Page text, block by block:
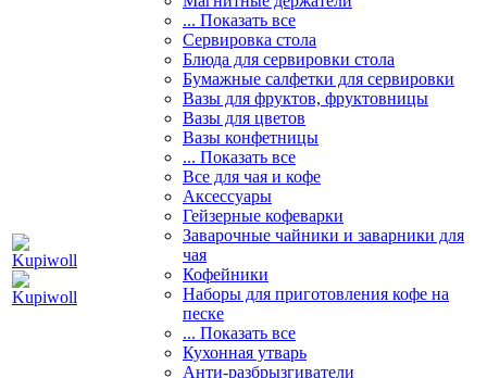
... Показать все
Сервировка стола
Блюда для сервировки стола
Бумажные салфетки для сервировки
Вазы для фруктов, фруктовницы
Вазы для цветов
Вазы конфетницы
... Показать все
Все для чая и кофе
Аксессуары
Гейзерные кофеварки
Заварочные чайники и заварники для
чая
Кофейники
Наборы для приготовления кофе на
песке
... Показать все
Кухонная утварь
Анти-разбрызгиватели